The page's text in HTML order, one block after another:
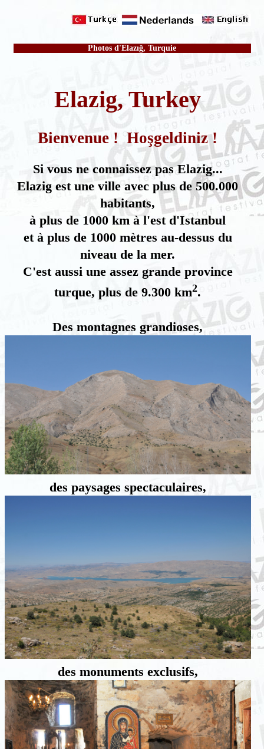
Photos d'Elazığ, Turquie
Elazig, Turkey
Bienvenue ! Hoşgeldiniz !
Si vous ne connaissez pas Elazig...
Elazig est une ville avec plus de 500.000
habitants,
à plus de 1000 km à l'est d'Istanbul
et à plus de 1000 mètres au-dessus du
niveau de la mer.
C'est aussi une assez grande province
turque, plus de 9.300 km2.
Des montagnes grandioses,
des paysages spectaculaires,
des monuments exclusifs,